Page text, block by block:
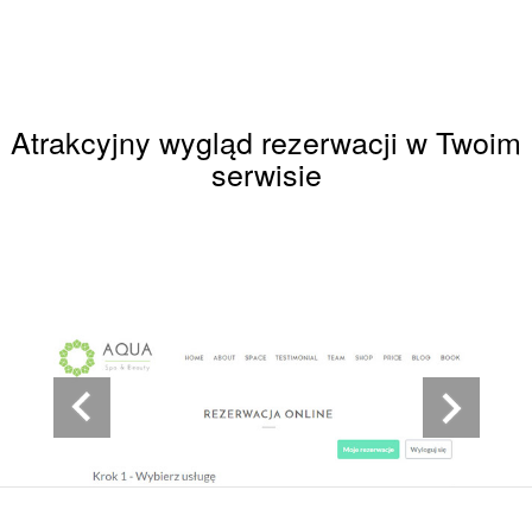
Atrakcyjny wygląd rezerwacji w Twoim
serwisie